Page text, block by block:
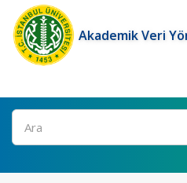
Akademik Veri
Ara